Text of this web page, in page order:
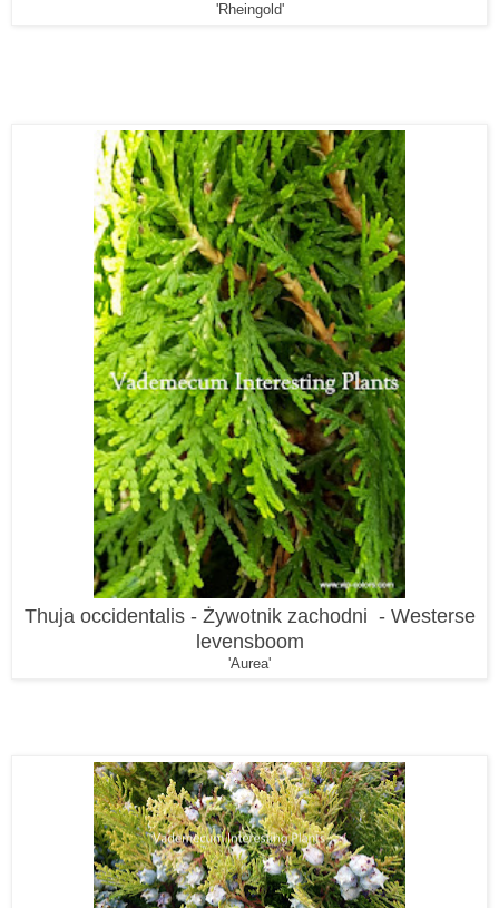
'Rheingold'
Thuja occidentalis - Żywotnik zachodni - Westerse
levensboom
'Aurea'